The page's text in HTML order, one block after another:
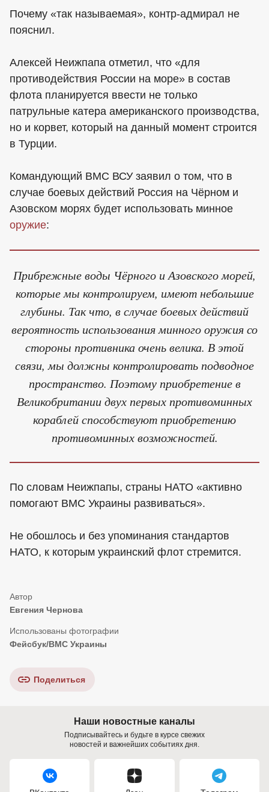
Почему «так называемая», контр-адмирал не
пояснил.
Алексей Неижпапа отметил, что «для
противодействия России на море» в состав
флота планируется ввести не только
патрульные катера американского производства,
но и корвет, который на данный момент строится
в Турции.
Командующий ВМС ВСУ заявил о том, что в
случае боевых действий Россия на Чёрном и
Азовском морях будет использовать минное
оружие:
Прибрежные воды Чёрного и Азовского морей,
которые мы контролируем, имеют небольшие
глубины. Так что, в случае боевых действий
вероятность использования минного оружия со
стороны противника очень велика. В этой
связи, мы должны контролировать подводное
пространство. Поэтому приобретение в
Великобритании двух первых противоминных
кораблей способствуют приобретению
противоминных возможностей.
По словам Неижпапы, страны НАТО «активно
помогают ВМС Украины развиваться».
Не обошлось и без упоминания стандартов
НАТО, к которым украинский флот стремится.
Евгения Чернова
Фейсбук/ВМС Украины
Поделиться
Наши новостные каналы
Подписывайтесь и будьте в курсе свежих
новостей и важнейших событиях дня.